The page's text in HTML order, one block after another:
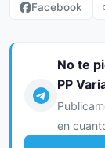
Facebook
No te
PP
en